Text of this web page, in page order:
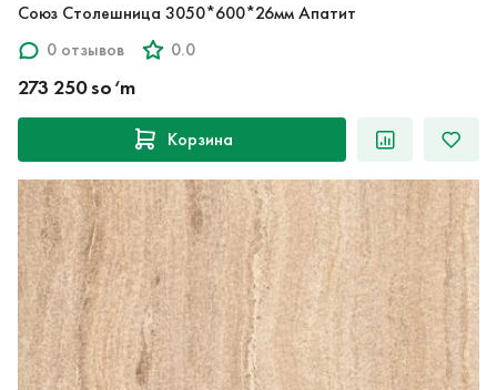
Союз Столешница 3050*600*26мм Апатит
0 отзывов
0.0
273 250 so‘m
Корзина